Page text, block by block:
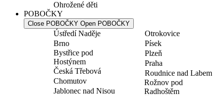
Ohrožené děti
POBOČKY
Close POBOČKY Open POBOČKY
Ústředí Naděje
Brno
Bystřice pod
Hostýnem
Česká Třebová
Chomutov
Jablonec nad Nisou
Otrokovice
Písek
Plzeň
Praha
Roudnice nad Labem
Rožnov pod
Radhoštěm